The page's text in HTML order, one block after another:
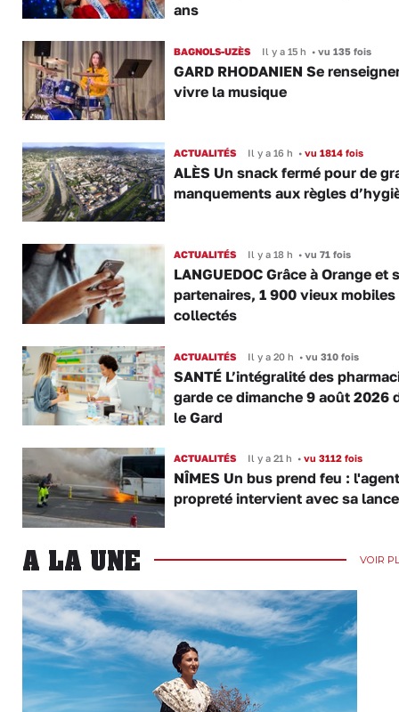
ans
BAGNOLS-UZÈS Il y a 15 h •vu 135 fois
GARD RHODANIEN Se
vivre la musique
ACTUALITÉS Il y a 16 h •vu 1814 fois
ALÈS Un snack fermé pour de
manquements aux règles
ACTUALITÉS Il y a 18 h •vu 71 fois
LANGUEDOC Grâce à Orange et
partenaires, 1 900 vieux mobiles
collectés
ACTUALITÉS Il y a 20 h •vu 310 fois
SANTÉ L’intégralité des
garde ce dimanche 9 août 2026
le Gard
ACTUALITÉS Il y a 21 h •vu 3112 fois
NÎMES Un bus prend feu :
propreté intervient avec sa lance
A LA UNE VOIR